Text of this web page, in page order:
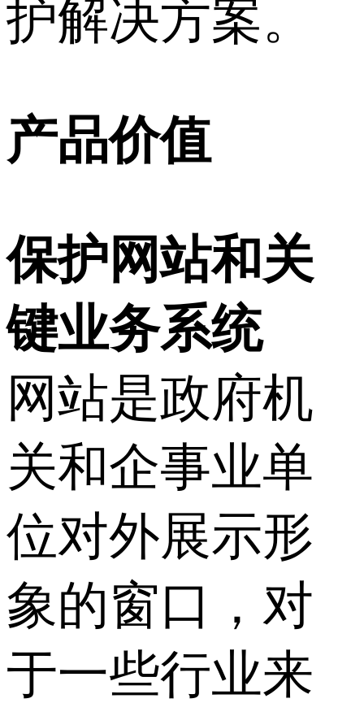
护解决方案。
产品价值
保护网站和关
键业务系统
网站是政府机
关和企事业单
位对外展示形
象的窗口，对
于一些行业来